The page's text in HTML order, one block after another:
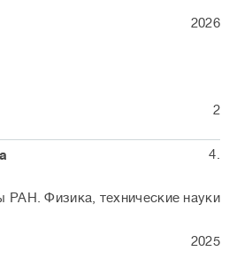
2026
2
4.
РАН. Физика, технические науки
2025